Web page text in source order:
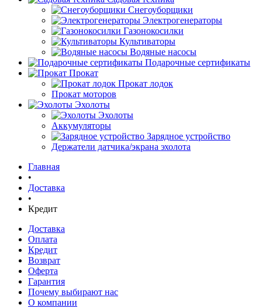
Снегоуборщики
Электрогенераторы
Газонокосилки
Культиваторы
Водяные насосы
Подарочные сертификаты
Прокат
Прокат лодок
Прокат моторов
Эхолоты
Эхолоты
Аккумуляторы
Зарядное устройство
Держатели датчика/экрана эхолота
Главная
•
Доставка
•
Кредит
Доставка
Оплата
Кредит
Возврат
Оферта
Гарантия
Почему выбирают нас
О компании